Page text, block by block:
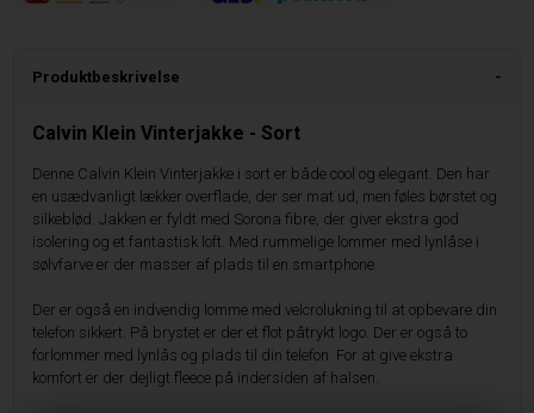
Produktbeskrivelse
Calvin Klein Vinterjakke - Sort
Denne Calvin Klein Vinterjakke i sort er både cool og elegant. Den har
en usædvanligt lækker overflade, der ser mat ud, men føles børstet og
silkeblød. Jakken er fyldt med Sorona fibre, der giver ekstra god
isolering og et fantastisk loft. Med rummelige lommer med lynlåse i
sølvfarve er der masser af plads til en smartphone.
Der er også en indvendig lomme med velcrolukning til at opbevare din
telefon sikkert. På brystet er der et flot påtrykt logo. Der er også to
forlommer med lynlås og plads til din telefon. For at give ekstra
komfort er der dejligt fleece på indersiden af halsen.